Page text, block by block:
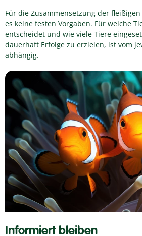
Für die Zusammensetzung der
es keine festen Vorgaben. Für welche
entscheidet und wie viele Tiere
dauerhaft Erfolge zu erzielen, ist vom
abhängig.
Informiert bleiben